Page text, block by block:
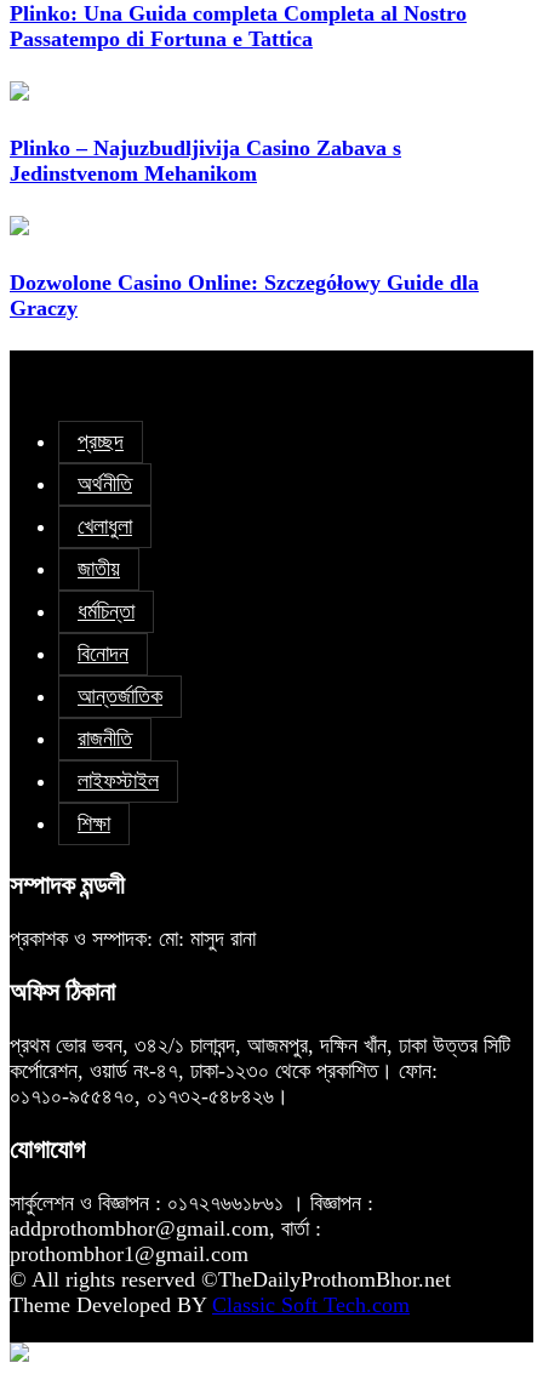
Plinko: Una Guida completa Completa al Nostro
Passatempo di Fortuna e Tattica
Plinko – Najuzbudljivija Casino Zabava s
Jedinstvenom Mehanikom
Dozwolone Casino Online: Szczegółowy Guide dla
Graczy
প্রচ্ছদ
অর্থনীতি
খেলাধুলা
জাতীয়
ধর্মচিন্তা
বিনোদন
আন্তর্জাতিক
রাজনীতি
লাইফস্টাইল
শিক্ষা
সম্পাদক মন্ডলী
প্রকাশক ও সম্পাদক: মো: মাসুদ রানা
অফিস ঠিকানা
প্রথম ভোর ভবন, ৩৪২/১ চালাবন্দ, আজমপুর, দক্ষিন খাঁন, ঢাকা উত্তর সিটি
কর্পোরেশন, ওয়ার্ড নং-৪৭, ঢাকা-১২৩০ থেকে প্রকাশিত। ফোন:
০১৭১০-৯৫৫৪৭০, ০১৭৩২-৫৪৮৪২৬।
যোগাযোগ
সার্কুলেশন ও বিজ্ঞাপন : ০১৭২৭৬৬১৮৬১ । বিজ্ঞাপন :
addprothombhor@gmail.com, বার্তা :
prothombhor1@gmail.com
© All rights reserved ©TheDailyProthomBhor.net
Theme Developed BY Classic Soft Tech.com